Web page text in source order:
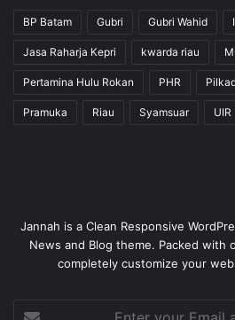
BP Batam Gubri Gubri Wahid
Jasa Raharja Kepri kwarda riau
Pertamina Hulu Rokan PHR
Pramuka Riau Syamsuar UIR
Jannah is a Clean Responsive
News and Blog theme. Packed with
completely customize your